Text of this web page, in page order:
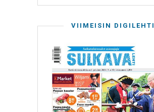
VIIMEISIN DIGILEHTI